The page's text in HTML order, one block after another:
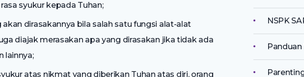
syukur kepada Tuhan;
dirasakannya bila salah satu fungsi alat-alat
diajak merasakan apa yang dirasakan jika tidak ada
lainnya;
atas nikmat yang diberikan Tuhan atas diri, orang
NSPK
Panduan